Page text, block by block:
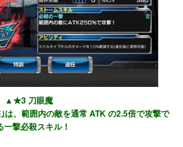
▲★3 刀眼魔
は、範囲内の敵を通常 ATK の2.5倍で攻撃で
一撃必殺スキル！